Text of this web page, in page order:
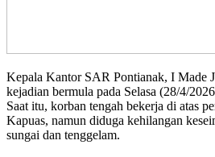
Kepala Kantor SAR Pontianak, I Made
kejadian bermula pada Selasa (28/4/
Saat itu, korban tengah bekerja di atas
Kapuas, namun diduga kehilangan
sungai dan tenggelam.